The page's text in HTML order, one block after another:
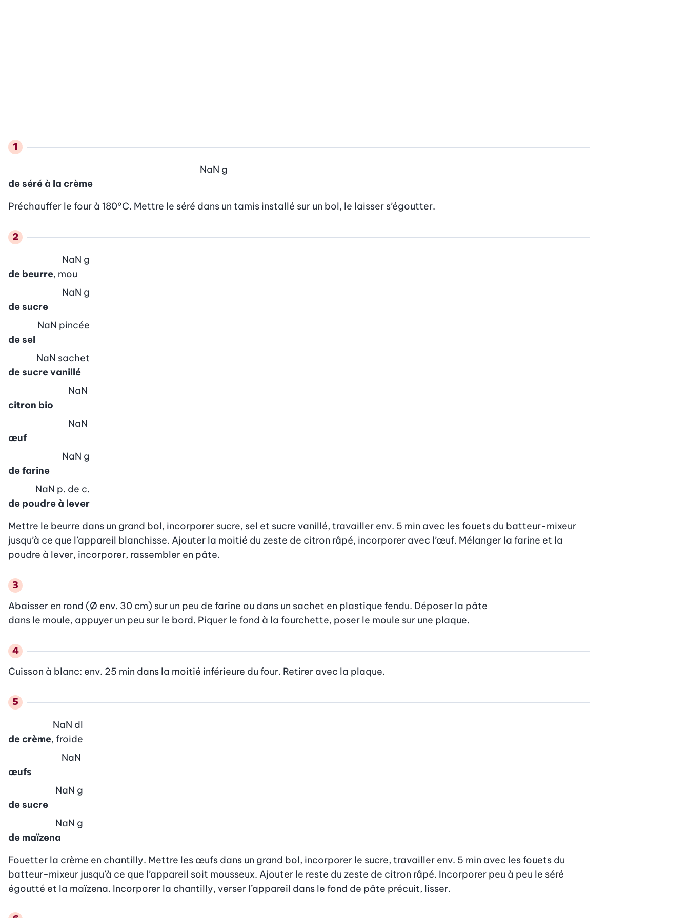
de séré à la crème
NaN g
Préchauffer le four à 180°C. Mettre le séré dans un tamis installé sur un bol, le laisser s’égoutter.
de beurre, mou
NaN g
de sucre
NaN g
de sel
NaN pincée
de sucre vanillé
NaN sachet
citron bio
NaN
œuf
NaN
de farine
NaN g
de poudre à lever
NaN p. de c.
Mettre le beurre dans un grand bol, incorporer sucre, sel et sucre vanillé, travailler env. 5 min avec les fouets du batteur-mixeur
jusqu’à ce que l’appareil blanchisse. Ajouter la moitié du zeste de citron râpé, incorporer avec l’œuf. Mélanger la farine et la
poudre à lever, incorporer, rassembler en pâte.
Abaisser en rond (Ø env. 30 cm) sur un peu de farine ou dans un sachet en plastique fendu. Déposer la pâte
dans le moule, appuyer un peu sur le bord. Piquer le fond à la fourchette, poser le moule sur une plaque.
Cuisson à blanc: env. 25 min dans la moitié inférieure du four. Retirer avec la plaque.
de crème, froide
NaN dl
œufs
NaN
de sucre
NaN g
de maïzena
NaN g
Fouetter la crème en chantilly. Mettre les œufs dans un grand bol, incorporer le sucre, travailler env. 5 min avec les fouets du
batteur-mixeur jusqu’à ce que l’appareil soit mousseux. Ajouter le reste du zeste de citron râpé. Incorporer peu à peu le séré
égoutté et la maïzena. Incorporer la chantilly, verser l’appareil dans le fond de pâte précuit, lisser.